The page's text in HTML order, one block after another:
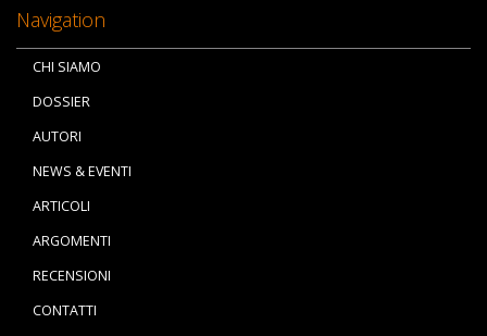
Navigation
CHI SIAMO
DOSSIER
AUTORI
NEWS & EVENTI
ARTICOLI
ARGOMENTI
RECENSIONI
CONTATTI